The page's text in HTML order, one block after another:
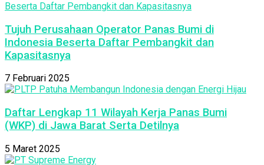
Tujuh Perusahaan Operator Panas Bumi di
Indonesia Beserta Daftar Pembangkit dan
Kapasitasnya
7 Februari 2025
Daftar Lengkap 11 Wilayah Kerja Panas Bumi
(WKP) di Jawa Barat Serta Detilnya
5 Maret 2025